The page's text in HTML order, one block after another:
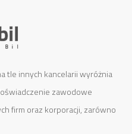
tle innych kancelarii wyróżnia
zawodowe
firm oraz korporacji, zarówno